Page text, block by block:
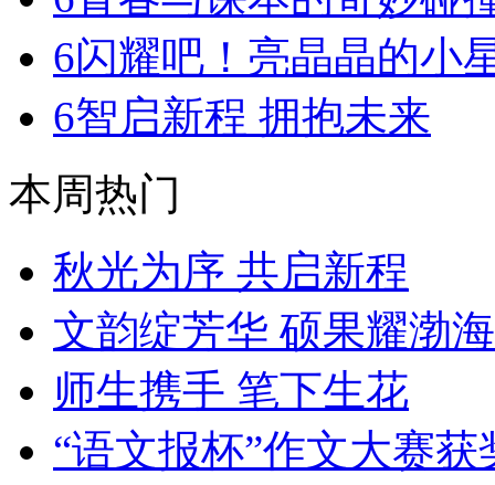
6闪耀吧！亮晶晶的小
6智启新程 拥抱未来
本周热门
秋光为序 共启新程
文韵绽芳华 硕果耀渤海
师生携手 笔下生花
“语文报杯”作文大赛获